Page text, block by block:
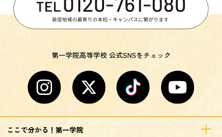
第一学院高等学校 公式SNSをチェック
ここで分かる！第一学院